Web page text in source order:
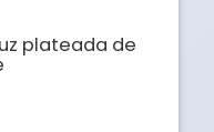
plateada de